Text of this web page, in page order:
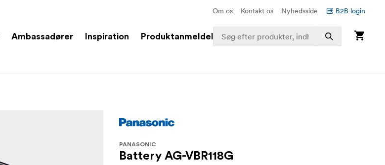
Om os Kontakt os Nyhedsside B2B login
Ambassadører Inspiration Produktanmeldelser
PANASONIC
Battery AG-VBR118G